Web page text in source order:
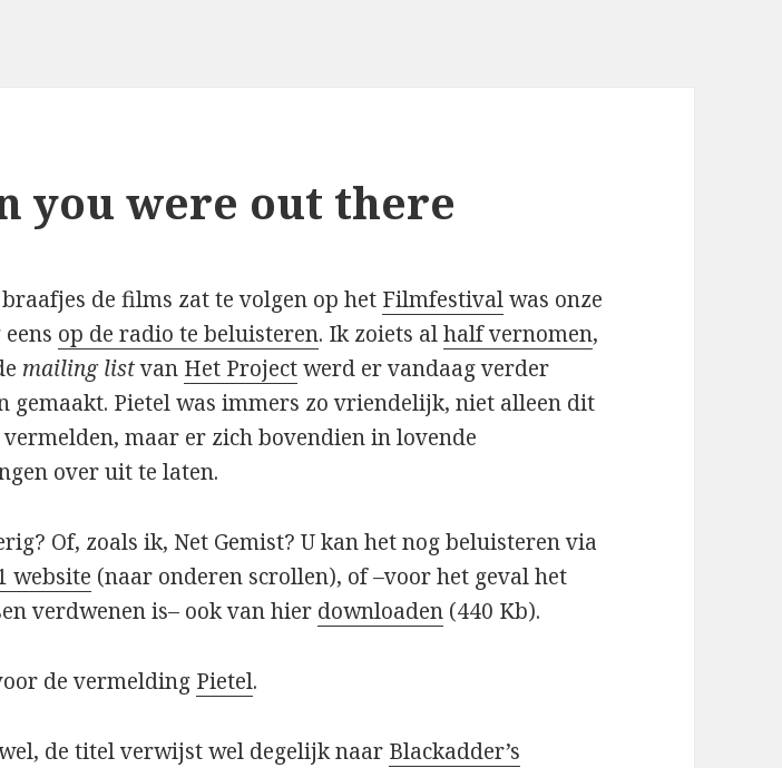
you were out there
de films zat te volgen op het Filmfestivalwas onze
op de radio te beluisteren. Ik zoiets alhalf vernomen,
mailing listvan Het Projectwerd er vandaag verder
gemaakt. Pietel was immers zo vriendelijk, niet alleen dit
maar er zich bovendien in lovende
over uit te laten.
Of, zoals ik, Net Gemist? U kan het nog beluisteren via
website (naar onderen scrollen), of –voor het geval het
verdwenen is– ook van hier downloaden (440 Kb).
de vermelding Pietel.
de titel verwijst wel degelijk naar Blackadder’s